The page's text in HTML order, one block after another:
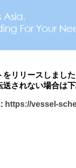
をリリースしまし
送されない場合は
https://vessel-